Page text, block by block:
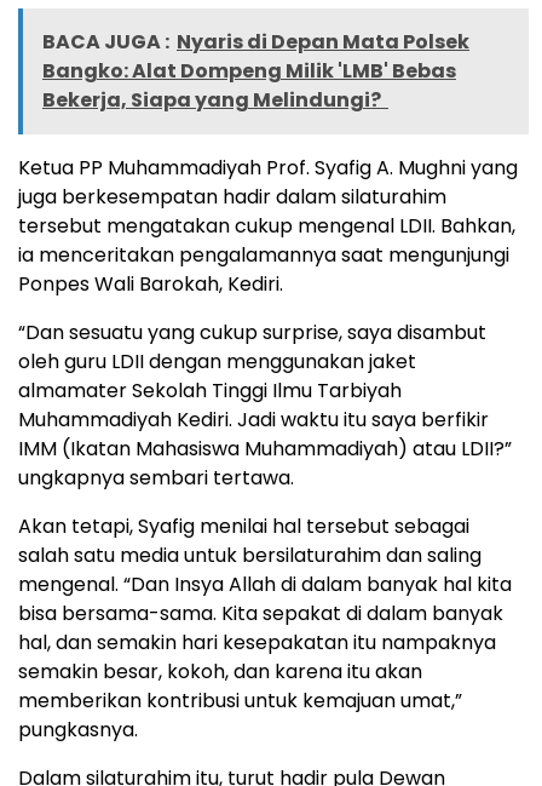
BACA JUGA : Nyaris di Depan Mata Polsek
Bangko: Alat Dompeng Milik 'LMB' Bebas
Bekerja, Siapa yang Melindungi?
Ketua PP Muhammadiyah Prof. Syafig A. Mughni yang
juga berkesempatan hadir dalam silaturahim
tersebut mengatakan cukup mengenal LDII. Bahkan,
ia menceritakan pengalamannya saat mengunjungi
Ponpes Wali Barokah, Kediri.
“Dan sesuatu yang cukup surprise, saya disambut
oleh guru LDII dengan menggunakan jaket
almamater Sekolah Tinggi Ilmu Tarbiyah
Muhammadiyah Kediri. Jadi waktu itu saya berfikir
IMM (Ikatan Mahasiswa Muhammadiyah) atau LDII?”
ungkapnya sembari tertawa.
Akan tetapi, Syafig menilai hal tersebut sebagai
salah satu media untuk bersilaturahim dan saling
mengenal. “Dan Insya Allah di dalam banyak hal kita
bisa bersama-sama. Kita sepakat di dalam banyak
hal, dan semakin hari kesepakatan itu nampaknya
semakin besar, kokoh, dan karena itu akan
memberikan kontribusi untuk kemajuan umat,”
pungkasnya.
Dalam silaturahim itu, turut hadir pula Dewan